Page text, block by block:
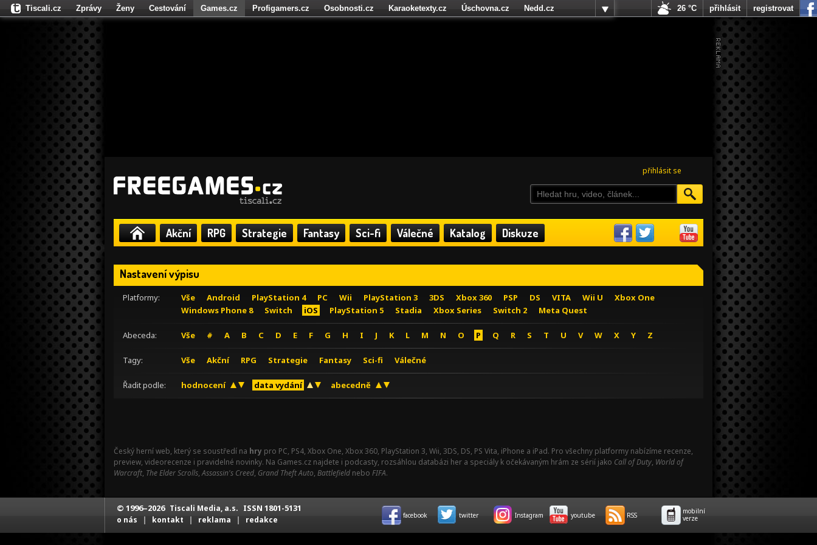
přihlásit se
Akční RPG Strategie Fantasy Sci-fi Válečné Katalog Diskuze
Nastavení výpisu
Platformy: Vše Android PlayStation 4 PC Wii PlayStation 3 3DS Xbox 360 PSP DS VITA Wii U
Xbox One
Windows Phone 8
Switch iOS PlayStation 5 Stadia Xbox Series Switch 2 Meta Quest
Abeceda: Vše # A B C D E F G H I J K L M N O P Q R S T U V W X Y Z
Tagy: Vše Akční RPG Strategie Fantasy Sci-fi Válečné
Řadit podle: hodnocení data vydání abecedně
Český herní web, který se soustředí na hry pro PC, PS4, Xbox One, Xbox 360, PlayStation 3, Wii, 3DS, DS, PS Vita, iPhone a iPad. Pro všechny platformy nabízíme recenze,
preview, videorecenze i pravidelné novinky. Na Games.cz najdete i podcasty, rozsáhlou databázi her a speciály k očekávaným hrám ze sérií jako Call of Duty, World of
Warcraft, The Elder Scrolls,Assassin's Creed, Grand Theft Auto, Battlefield nebo FIFA.
Tiscali.cz Zprávy Ženy Cestování Games.cz Profigamers.cz Osobnosti.cz Karaoketexty.cz Úschovna.cz
Nedd.cz
Fights.cz
26 °C přihlásit registrovat
© 1996–2026 Tiscali Media, a.s. ISSN 1801-5131
o nás | kontakt | reklama | redakce facebook twitter Instagram youtube RSS
mobilní
verze